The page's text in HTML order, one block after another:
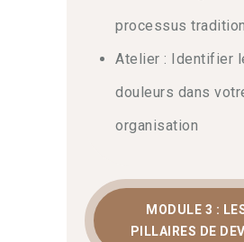
DevSecOps. N’hésitez
contacterpour toute
processus
Atelier : Identifier
douleurs dans
organisation
MODULE 3 :
PILLAIRES DE